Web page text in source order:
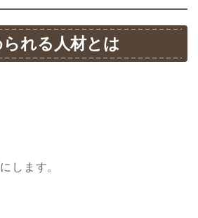
れる人材とは
します。